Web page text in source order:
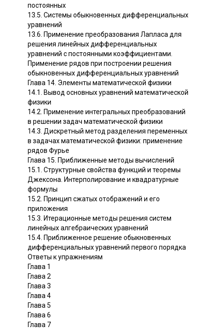
постоянных
13.5. Системы обыкновенных дифференциальных
уравнений
13.6. Применение преобразования Лапласа для
решения линейных дифференциальных
уравнений с постоянными коэффициентами.
Применение рядов при построении решения
обыкновенных дифференциальных уравнений
Глава 14. Элементы математической физики
14.1. Вывод основных уравнений математической
физики
14.2. Применение интегральных преобразований
в решении задач математической физики
14.3. Дискретный метод разделения переменных
в задачах математической физики: применение
рядов Фурье
Глава 15. Приближенные методы вычислений
15.1. Структурные свойства функций и теоремы
Джексона. Интерполирование и квадратурные
формулы
15.2. Принцип сжатых отображений и его
приложения
15.3. Итерационные методы решения систем
линейных алгебраических уравнений
15.4. Приближенное решение обыкновенных
дифференциальных уравнений первого порядка
Ответы к упражнениям
Глава 1
Глава 2
Глава 3
Глава 4
Глава 5
Глава 6
Глава 7